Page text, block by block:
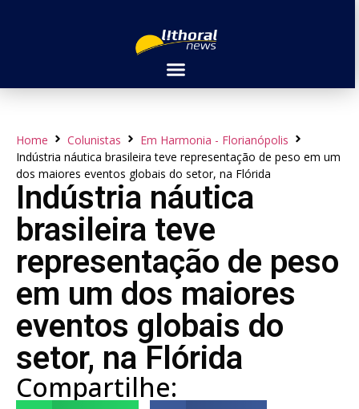
Home Colunistas
Em Harmonia - Florianópolis
Indústria náutica brasileira teve representação de peso em um
dos maiores eventos globais do setor, na Flórida
Indústria náutica
brasileira teve
representação de peso
em um dos maiores
eventos globais do
setor, na Flórida
Compartilhe: